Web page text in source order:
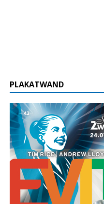
PLAKATWAND